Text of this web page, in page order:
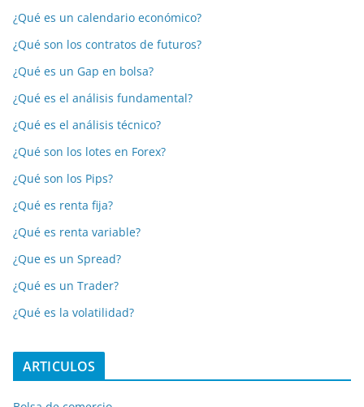
¿Qué es un calendario económico?
¿Qué son los contratos de futuros?
¿Qué es un Gap en bolsa?
¿Qué es el análisis fundamental?
¿Qué es el análisis técnico?
¿Qué son los lotes en Forex?
¿Qué son los Pips?
¿Qué es renta fija?
¿Qué es renta variable?
¿Que es un Spread?
¿Qué es un Trader?
¿Qué es la volatilidad?
ARTICULOS